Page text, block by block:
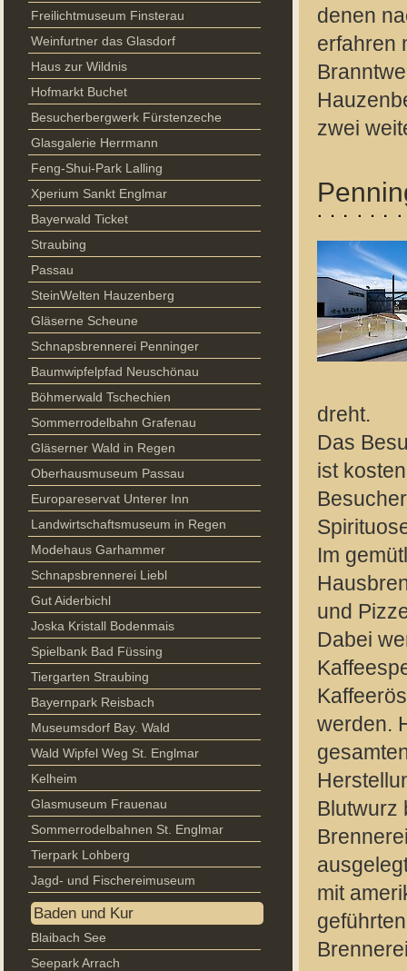
Freilichtmuseum Finsterau
Weinfurtner das Glasdorf
Haus zur Wildnis
Hofmarkt Buchet
Besucherbergwerk Fürstenzeche
Glasgalerie Herrmann
Feng-Shui-Park Lalling
Xperium Sankt Englmar
Bayerwald Ticket
Straubing
Passau
SteinWelten Hauzenberg
Gläserne Scheune
Schnapsbrennerei Penninger
Baumwipfelpfad Neuschönau
Böhmerwald Tschechien
Sommerrodelbahn Grafenau
Gläserner Wald in Regen
Oberhausmuseum Passau
Europareservat Unterer Inn
Landwirtschaftsmuseum in Regen
Modehaus Garhammer
Schnapsbrennerei Liebl
Gut Aiderbichl
Joska Kristall Bodenmais
Spielbank Bad Füssing
Tiergarten Straubing
Bayernpark Reisbach
Museumsdorf Bay. Wald
Wald Wipfel Weg St. Englmar
Kelheim
Glasmuseum Frauenau
Sommerrodelbahnen St. Englmar
Tierpark Lohberg
Jagd- und Fischereimuseum
Baden und Kur
Blaibach See
Seepark Arrach
denen
erfahren
zwei
dreht.
Das
ist
Im
und
Dabei
werden.
Blutwurz
mit